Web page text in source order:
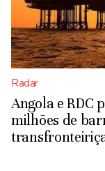
Radar
Angola e RDC
milhões de